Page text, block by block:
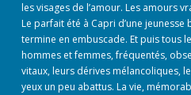
les visages de l’amour. Les amours
Le parfait été à Capri d’une jeunesse
termine en embuscade. Et puis tous
hommes et femmes, fréquentés,
vitaux, leurs dérives mélancoliques,
yeux un peu abattus. La vie,